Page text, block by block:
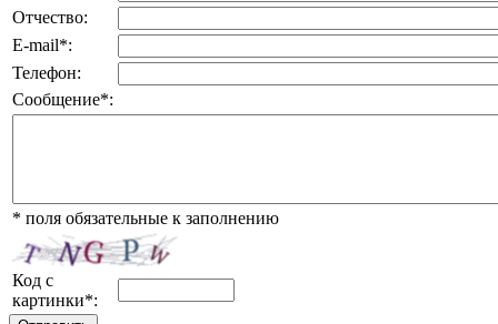
Отчество:
E-mail*:
Телефон:
Сообщение*:
* поля обязательные к заполнению
Код с
картинки*: